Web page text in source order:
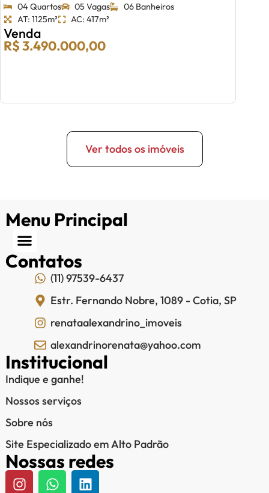
04 Quartos
05 Vagas
06 Banheiros
AT: 1125m²
AC: 417m²
Venda
R$ 3.490.000,00
Ver todos os imóveis
Menu Principal
Contatos
(11) 97539-6437
Estr. Fernando Nobre, 1089 - Cotia, SP
renataalexandrino_imoveis
alexandrinorenata@yahoo.com
Institucional
Indique e ganhe!
Nossos serviços
Sobre nós
Site Especializado em Alto Padrão
Nossas redes